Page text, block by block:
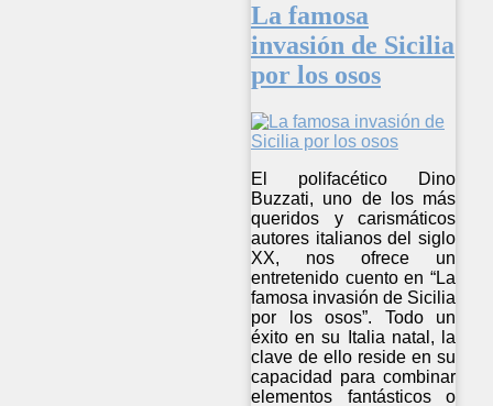
La famosa
invasión de Sicilia
por los osos
El polifacético Dino
Buzzati, uno de los más
queridos y carismáticos
autores italianos del siglo
XX, nos ofrece un
entretenido cuento en “La
famosa invasión de Sicilia
por los osos”. Todo un
éxito en su Italia natal, la
clave de ello reside en su
capacidad para combinar
elementos fantásticos o